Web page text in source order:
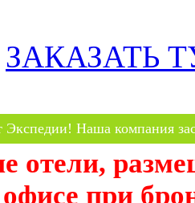
ЗАКАЗАТЬ
Наша компания
отели,
при